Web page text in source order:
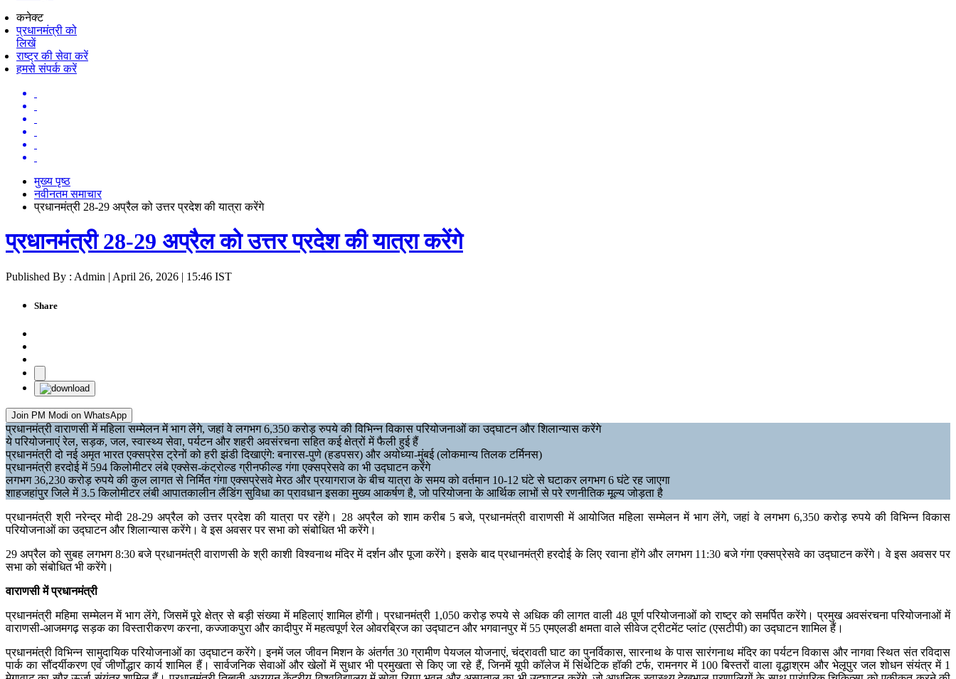
कनेक्ट
प्रधानमंत्री को
लिखें
राष्ट्र की सेवा करें
हमसे संपर्क करें
मुख्य पृष्ठ
नवीनतम समाचार
प्रधानमंत्री 28-29 अप्रैल को उत्तर प्रदेश की यात्रा करेंगे
प्रधानमंत्री 28-29 अप्रैल को उत्तर प्रदेश की यात्रा करेंगे
Published By : Admin | April 26, 2026 | 15:46 IST
Share
Join PM Modi on WhatsApp
प्रधानमंत्री वाराणसी में महिला सम्मेलन में भाग लेंगे, जहां वे लगभग 6,350 करोड़ रुपये की विभिन्न विकास परियोजनाओं का उद्घाटन और शिलान्यास करेंगे
ये परियोजनाएं रेल, सड़क, जल, स्वास्थ्य सेवा, पर्यटन और शहरी अवसंरचना सहित कई क्षेत्रों में फैली हुई हैं
प्रधानमंत्री दो नई अमृत भारत एक्सप्रेस ट्रेनों को हरी झंडी दिखाएंगे: बनारस-पुणे (हडपसर) और अयोध्या-मुंबई (लोकमान्य तिलक टर्मिनस)
प्रधानमंत्री हरदोई में 594 किलोमीटर लंबे एक्सेस-कंट्रोल्ड ग्रीनफील्ड गंगा एक्सप्रेसवे का भी उद्घाटन करेंगे
लगभग 36,230 करोड़ रुपये की कुल लागत से निर्मित गंगा एक्सप्रेसवे मेरठ और प्रयागराज के बीच यात्रा के समय को वर्तमान 10-12 घंटे से घटाकर लगभग 6 घंटे रह जाएगा
शाहजहांपुर जिले में 3.5 किलोमीटर लंबी आपातकालीन लैंडिंग सुविधा का प्रावधान इसका मुख्य आकर्षण है, जो परियोजना के आर्थिक लाभों से परे रणनीतिक मूल्य जोड़ता है
प्रधानमंत्री श्री नरेन्‍द्र मोदी 28-29 अप्रैल को उत्तर प्रदेश की यात्रा पर रहेंगे। 28 अप्रैल को शाम करीब 5 बजे, प्रधानमंत्री वाराणसी में आयोजित महिला सम्मेलन में भाग लेंगे, जहां वे लगभग 6,350 करोड़ रुपये की विभिन्न विकास
परियोजनाओं का उद्घाटन और शिलान्यास करेंगे। वे इस अवसर पर सभा को संबोधित भी करेंगे।
29 अप्रैल को सुबह लगभग 8:30 बजे प्रधानमंत्री वाराणसी के श्री काशी विश्वनाथ मंदिर में दर्शन और पूजा करेंगे। इसके बाद प्रधानमंत्री हरदोई के लिए रवाना होंगे और लगभग 11:30 बजे गंगा एक्सप्रेसवे का उद्घाटन करेंगे। वे इस अवसर पर
सभा को संबोधित भी करेंगे।
वाराणसी में प्रधानमंत्री
प्रधानमंत्री महिमा सम्मेलन में भाग लेंगे, जिसमें पूरे क्षेत्र से बड़ी संख्या में महिलाएं शामिल होंगी। प्रधानमंत्री 1,050 करोड़ रुपये से अधिक की लागत वाली 48 पूर्ण परियोजनाओं को राष्ट्र को समर्पित करेंगे। प्रमुख अवसंरचना परियोजनाओं में
वाराणसी-आजमगढ़ सड़क का विस्‍तारीकरण करना, कज्जाकपुरा और कादीपुर में महत्वपूर्ण रेल ओवरब्रिज का उद्घाटन और भगवानपुर में 55 एमएलडी क्षमता वाले सीवेज ट्रीटमेंट प्लांट (एसटीपी) का उद्घाटन शामिल हैं।
प्रधानमंत्री विभिन्न सामुदायिक परियोजनाओं का उद्घाटन करेंगे। इनमें जल जीवन मिशन के अंतर्गत 30 ग्रामीण पेयजल योजनाएं, चंद्रावती घाट का पुनर्विकास, सारनाथ के पास सारंगनाथ मंदिर का पर्यटन विकास और नागवा स्थित संत रविदास
पार्क का सौंदर्यीकरण एवं जीर्णोद्धार कार्य शामिल हैं। सार्वजनिक सेवाओं और खेलों में सुधार भी प्रमुखता से किए जा रहे हैं, जिनमें यूपी कॉलेज में सिंथेटिक हॉकी टर्फ, रामनगर में 100 बिस्तरों वाला वृद्धाश्रम और भेलूपुर जल शोधन संयंत्र में 1